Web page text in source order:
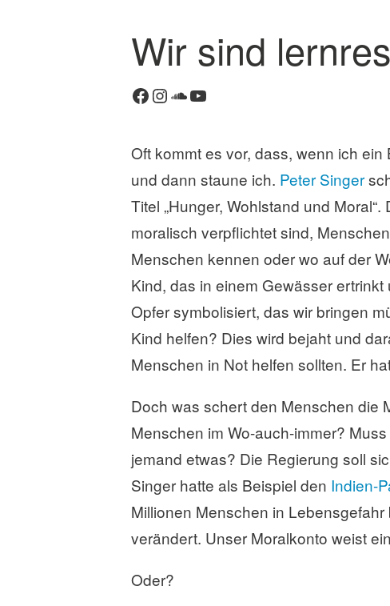
Wir sind
Facebook
Instagram
SoundCloud
YouTube
Oft kommt es vor, dass, wenn ich
und dann staune ich. Peter Singer
Titel „Hunger, Wohlstand und
moralisch verpflichtet sind,
Menschen kennen oder wo auf der
Kind, das in einem Gewässer
Opfer symbolisiert, das wir bringen
Kind helfen? Dies wird bejaht und
Menschen in Not helfen sollten. Er
Doch was schert den Menschen die
Menschen im Wo-auch-immer?
jemand etwas? Die Regierung soll
Singer hatte als Beispiel den Indien-
Millionen Menschen in
verändert. Unser Moralkonto weist
Oder?
K
n
a
h
n
t
e
l
a
s
n